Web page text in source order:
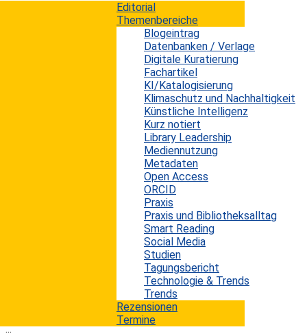
Editorial
Themenbereiche
Blogeintrag
Datenbanken / Verlage
Digitale Kuratierung
Fachartikel
KI/Katalogisierung
Klimaschutz und Nachhaltigkeit
Künstliche Intelligenz
Kurz notiert
Library Leadership
Mediennutzung
Metadaten
Open Access
ORCID
Praxis
Praxis und Bibliotheksalltag
Smart Reading
Social Media
Studien
Tagungsbericht
Technologie & Trends
Trends
Rezensionen
Termine
Datum: 13. November 2017
Autor: Erwin König
Marketing ist so etwas wie eine
Dauerbeschäftigung oder ein Dauertrend für
Informationsspezialisten, bzw. sollte es
eigentlich sein. Marketing-Tipps kann man daher
nie genug haben. Soutron, ein britischer Anbieter
Wissensmanagementsystemen, hat in einem
Beitrag fünfzehn praktische Marketing-
Möglichkeiten für Firmenbibliotheken vorgestellt.
Wer auf der Suche nach neuen Ideen ist, um seine
Informationseinrichtung intern oder extern
bekannter zu machen, findet hier einige
interessante Ideen und Ansätze.
...